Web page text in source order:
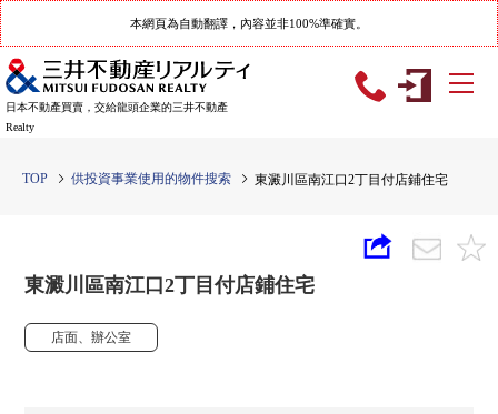
本網頁為自動翻譯，內容並非100%準確實。
日本不動產買賣，交給龍頭企業的三井不動產
Realty
TOP 供投資事業使用的物件搜索 東澱川區南江口2丁目付店鋪住宅
東澱川區南江口2丁目付店鋪住宅
店面、辦公室